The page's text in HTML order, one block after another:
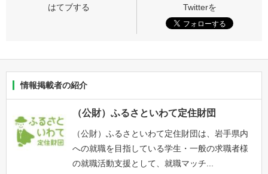
情報掲載者の紹介
（公財）ふるさといわて定住財団
（公財）ふるさといわて定住財団は、岩手県内
への就職を目指している学生・一般の求職者様
の就職活動支援として、就職マッチ...